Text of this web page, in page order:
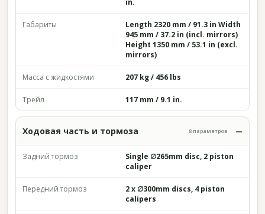
in.
Габариты
Length 2320 mm / 91.3 in Width
945 mm / 37.2 in (incl. mirrors)
Height 1350 mm / 53.1 in (excl.
mirrors)
Масса с жидкостями 207 kg / 456 lbs
Трейл 117 mm / 9.1 in.
Ходовая часть и тормоза 8 параметров
Задний тормоз
Single ∅265mm disc, 2 piston
caliper
Передний тормоз
2 x ∅300mm discs, 4 piston
calipers